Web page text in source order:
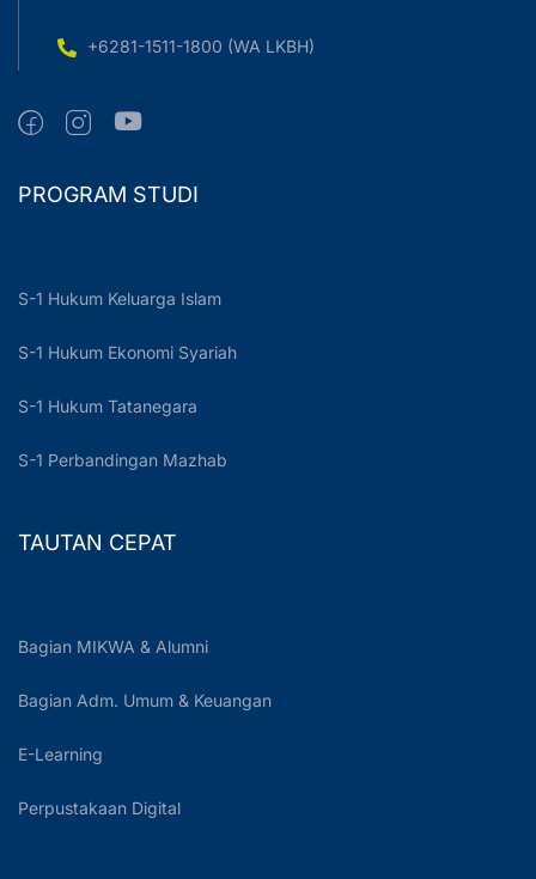
+6281-1511-1800 (WA LKBH)
PROGRAM STUDI
S-1 Hukum Keluarga Islam
S-1 Hukum Ekonomi Syariah
S-1 Hukum Tatanegara
S-1 Perbandingan Mazhab
TAUTAN CEPAT
Bagian MIKWA & Alumni
Bagian Adm. Umum & Keuangan
E-Learning
Perpustakaan Digital